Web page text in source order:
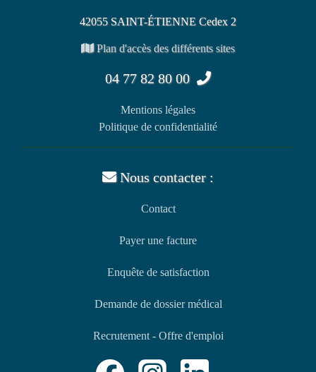
42055 SAINT-ÉTIENNE Cedex 2
Plan d'accès des différents sites
04 77 82 80 00
Mentions légales
Politique de confidentialité
Nous contacter :
Contact
Payer une facture
Enquête de satisfaction
Demande de dossier médical
Recrutement - Offre d'emploi